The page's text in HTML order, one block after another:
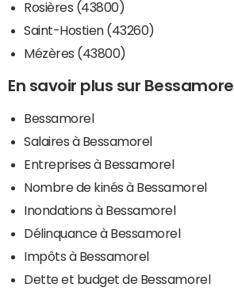
Rosières (43800)
Saint-Hostien (43260)
Mézères (43800)
En savoir plus sur Bessamorel
Bessamorel
Salaires à Bessamorel
Entreprises à Bessamorel
Nombre de kinés à Bessamorel
Inondations à Bessamorel
Délinquance à Bessamorel
Impôts à Bessamorel
Dette et budget de Bessamorel